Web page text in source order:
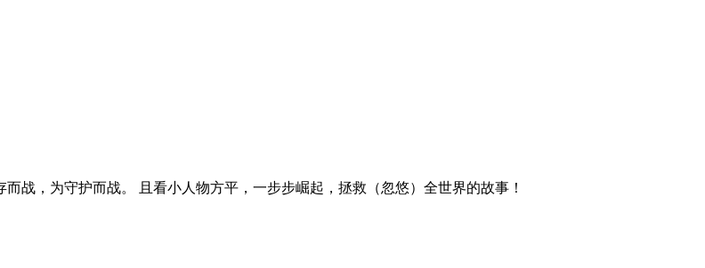
战，为守护而战。 且看小人物方平，一步步崛起，拯救（忽悠）全世界的故事！